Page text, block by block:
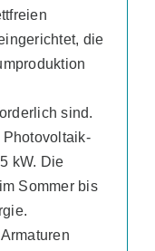
die
sind.
Photovoltaik-
kW. Die
Sommer bis